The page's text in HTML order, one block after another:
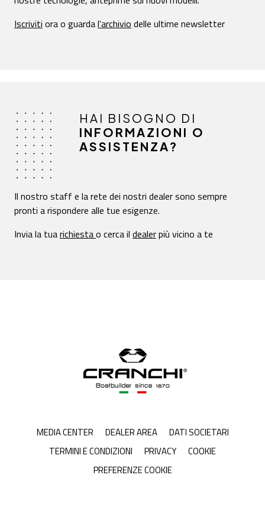
Iscriviti ora o guardal'archivio delle ultime newsletter
HAI BISOGNO DI
INFORMAZIONI O
ASSISTENZA?
Il nostro staff e la rete dei nostri dealer sono sempre
pronti a rispondere alle tue esigenze.
Invia la tuarichiestao cerca il dealerpiù vicino a te
MEDIA CENTER DEALER AREA
DATI SOCIETARI
TERMINI E CONDIZIONI
PRIVACY
COOKIE
PREFERENZE COOKIE